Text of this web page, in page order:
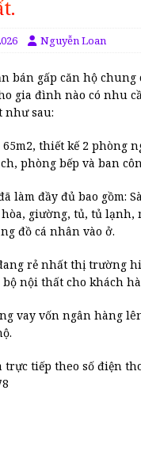
Nguyễn Loan
bán gấp căn hộ chung
gia đình nào có nhu
như sau:
thiết kế 2 phòng
phòng bếp và ban
làm đầy đủ bao gồm:
giường, tủ, tủ lạnh,
đồ cá nhân vào ở.
rẻ nhất thị trường
bộ nội thất cho khách
vay vốn ngân hàng
tiếp theo số điện